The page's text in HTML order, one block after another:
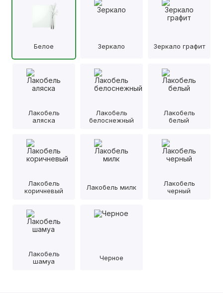
Белое Зеркало Зеркало графит
Лакобель
аляска
Лакобель
белоснежный
Лакобель
белый
Лакобель
коричневый
Лакобель милк
Лакобель
черный
Лакобель
шамуа
Черное